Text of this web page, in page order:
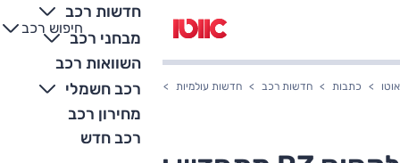
חדשות רכב
מבחני רכב
השוואות רכב
רכב חשמלי
מחירון רכב
רכב חדש
חיפוש רכב
+
-
אוטו כתבות חדשות רכב חדשות עולמיות לקסוס RZ מתחדש ומתחזק